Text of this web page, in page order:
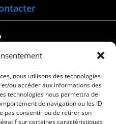
nous utilisons des technologies
ou accéder aux informations des
technologies nous permettra de
de navigation ou les ID
pas consentir ou de retirer son
sur certaines caractéristiques
01 05